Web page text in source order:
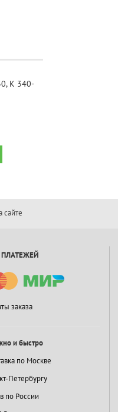
K 340-
сайте
заказа
и быстро
по Москве
Петербургу
по России